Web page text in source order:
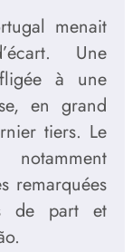
menait
Une
à une
en grand
tiers. Le
remarquées
de part et